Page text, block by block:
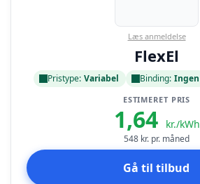
Læs anmeldelse
FlexEl
Pristype: Variabel Binding: Ingen
ESTIMERET PRIS
1,64 kr./kWh
548 kr. pr. måned
Gå til tilbud